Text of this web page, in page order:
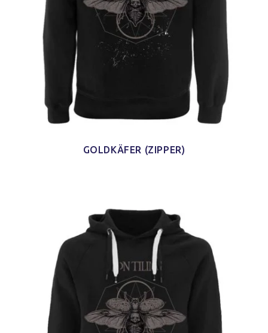
GOLDKÄFER (ZIPPER)